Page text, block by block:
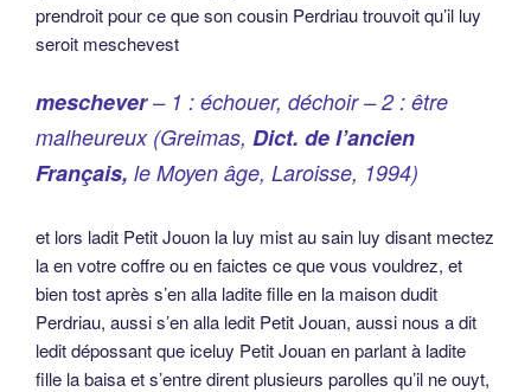
prendroit pour ce que son cousin Perdriau trouvoit qu’il luy
seroit meschevest
meschever– 1 : échouer, déchoir – 2 : être
malheureux (Greimas, Dict. de l’ancien
Français, le Moyen âge, Laroisse, 1994)
et lors ladit Petit Jouon la luy mist au sain luy disant mectez
la en votre coffre ou en faictes ce que vous vouldrez, et
bien tost après s’en alla ladite fille en la maison dudit
Perdriau, aussi s’en alla ledit Petit Jouan, aussi nous a dit
ledit dépossant que iceluy Petit Jouan en parlant à ladite
fille la baisa et s’entre dirent plusieurs parolles qu’il ne ouyt,